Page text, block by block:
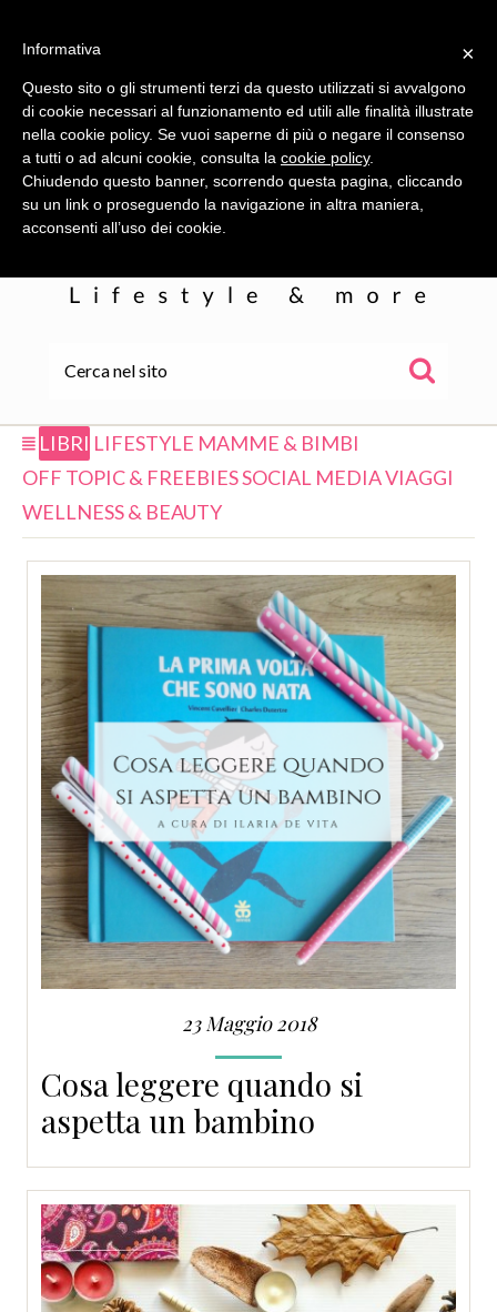
ALE
WOR(L)DS
SERVIZI
COLLABORAZIONI
CONTATTI
LIBRI LIFESTYLE MAMME & BIMBI
OFF TOPIC & FREEBIESSOCIAL MEDIAVIAGGI
WELLNESS & BEAUTY
23 Maggio 2018
Cosa leggere quando si
aspetta un bambino
×
Informativa
Questo sito o gli strumenti terzi da questo utilizzati si avvalgono
di cookie necessari al funzionamento ed utili alle finalità illustrate
nella cookie policy. Se vuoi saperne di più o negare il consenso
a tutti o ad alcuni cookie, consulta la cookie policy.
Chiudendo questo banner, scorrendo questa pagina, cliccando
su un link o proseguendo la navigazione in altra maniera,
acconsenti all’uso dei cookie.